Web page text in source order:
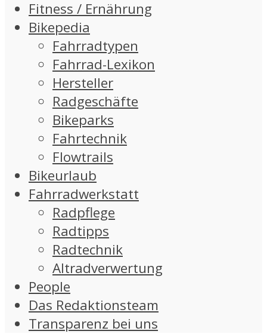
Fitness / Ernährung
Bikepedia
Fahrradtypen
Fahrrad-Lexikon
Hersteller
Radgeschäfte
Bikeparks
Fahrtechnik
Flowtrails
Bikeurlaub
Fahrradwerkstatt
Radpflege
Radtipps
Radtechnik
Altradverwertung
People
Das Redaktionsteam
Transparenz bei uns